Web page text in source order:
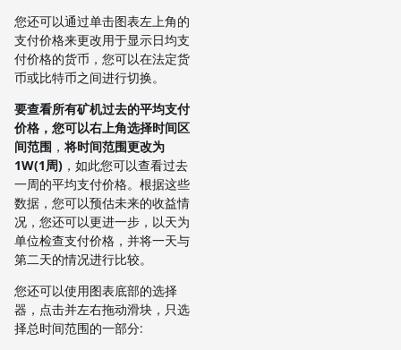
您还可以通过单击图表左上角的
支付价格来更改用于显示日均支
付价格的货币，您可以在法定货
币或比特币之间进行切换。
要查看所有矿机过去的平均支付
价格，您可以右上角选择时间区
间范围 ， 将时间范围更改为
1W(1周) ，如此您可以查看过去
一周的平均支付价格。根据这些
数据，您可以预估未来的收益情
况，您还可以更进一步，以天为
单位检查支付价格，并将一天与
第二天的情况进行比较。
您还可以使用图表底部的选择
器，点击并左右拖动滑块，只选
择总时间范围的一部分: